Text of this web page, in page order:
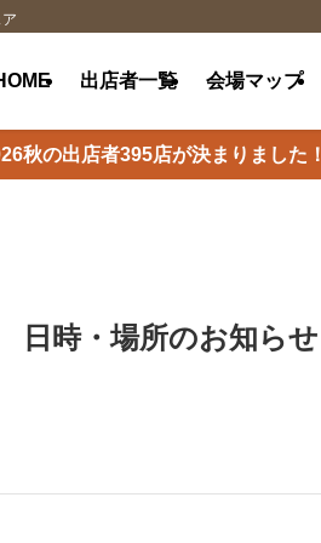
出店者一覧 会場マップ
秋の出店者395店が決まりました！
時・場所のお知らせ